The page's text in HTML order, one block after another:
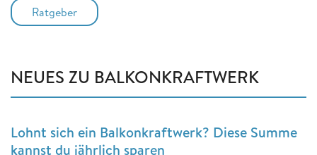
Ratgeber
NEUES ZU BALKONKRAFTWERK
Lohnt sich ein Balkonkraftwerk? Diese Summe
kannst du jährlich sparen